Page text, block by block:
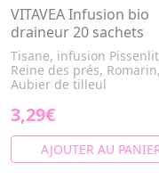
VITAVEA Infusion bio
draineur 20 sachets
Tisane, infusion
Reine des prés, Romarin,
Aubier de tilleul
3,29€
AJOUTER AU